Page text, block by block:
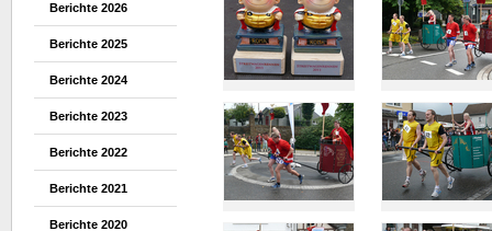
Berichte 2026
Berichte 2025
Berichte 2024
Berichte 2023
Berichte 2022
Berichte 2021
Berichte 2020